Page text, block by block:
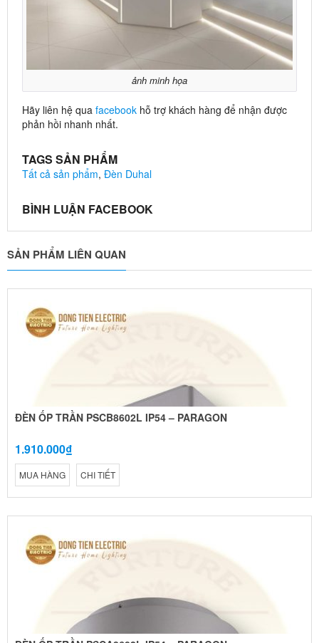
ảnh minh họa
Hãy liên hệ qua facebook hỗ trợ khách hàng để nhận được
phản hồi nhanh nhất.
TAGS SẢN PHẨM
Tất cả sản phẩm, Đèn Duhal
BÌNH LUẬN FACEBOOK
SẢN PHẨM LIÊN QUAN
ĐÈN ỐP TRẦN PSCB8602L IP54 – PARAGON
1.910.000₫
MUA HÀNG CHI TIẾT